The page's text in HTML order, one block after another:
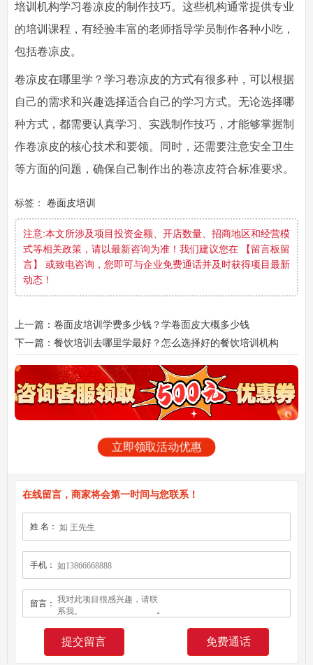
培训 机构学习卷凉皮的制作技巧。这些机构通常提供专业
的培训课程，有经验丰富的老师指导学员制作各种小吃，
包括卷凉皮。
卷凉皮在哪里学？学习卷凉皮的方式有很多种，可以根据
自己的需求和兴趣选择适合自己的学习方式。无论选择哪
种方式，都需要认真学习、实践制作技巧，才能够掌握制
作卷凉皮的核心技术和要领。同时，还需要注意安全卫生
等方面的问题，确保自己制作出的卷凉皮符合标准要求。
标签： 卷面皮培训
注意:本文所涉及项目投资金额、开店数量、招商地区和经营模
式等相关政策，请以最新咨询为准！我们建议您在 【留言板留
言】 或致电咨询，您即可与企业免费通话并及时获得项目最新
动态！
上一篇：卷面皮培训学费多少钱？学卷面皮大概多少钱
下一篇：餐饮培训去哪里学最好？怎么选择好的餐饮培训机构
立即领取活动优惠
在线留言，商家将会第一时间与您联系！
姓 名：
手机：
留言：
免费通话